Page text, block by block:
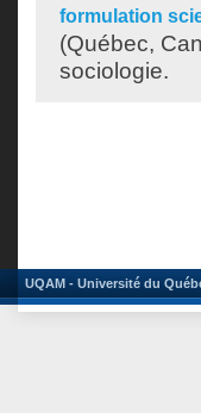
formulation
(Québec,
sociologie.
UQAM - Université du